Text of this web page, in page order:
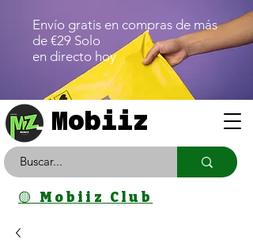
Envío gratis en compras de más
de €29 Solo
en directo hoy
Mobiiz
🟡 Mobiiz Club